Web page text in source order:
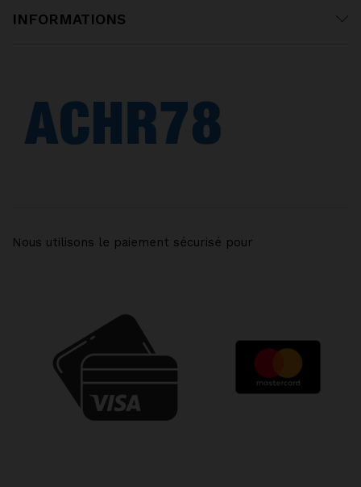
INFORMATIONS
Nous utilisons le paiement sécurisé pour